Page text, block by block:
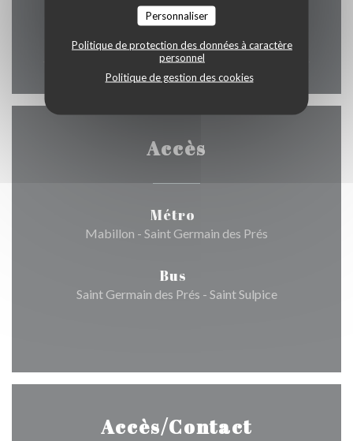
Personnaliser
Politique de protection des données à caractère
personnel
Politique de gestion des cookies
Sam-Dim
12h00 - 23h00
Accès
Métro
Mabillon - Saint Germain des Prés
Bus
Saint Germain des Prés - Saint Sulpice
Accès/Contact